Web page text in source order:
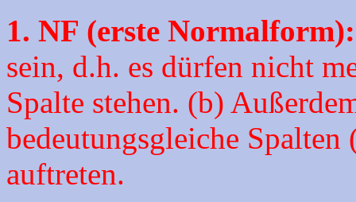
1. NF (erste Normalform):
sein, d.h. es dürfen nicht
Spalte stehen. (b)
bedeutungsgleiche
auftreten.